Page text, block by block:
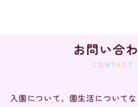
お問い合
CO NTA CT
入園について、園生活について